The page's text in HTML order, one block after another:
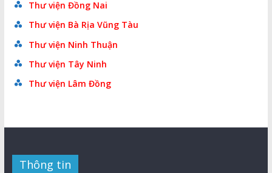
Thư viện Đồng Nai
Thư viện Bà Rịa Vũng Tàu
Thư viện Ninh Thuận
Thư viện Tây Ninh
Thư viện Lâm Đồng
Thông tin